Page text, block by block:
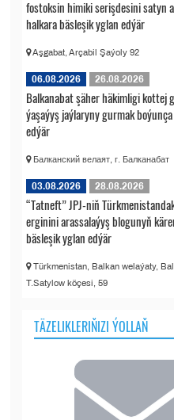
fostoksin himiki serişdesini satyn
halkara bäsleşik yglan edýär
Aşgabat, Arçabil Şaýoly 92
06.08.2026 26.08.2026
Balkanabat şäher häkimligi kottej
ýaşaýyş jaýlaryny gurmak
edýär
Балканский велаят, г. Балканабат
03.08.2026 28.08.2026
“Tatneft” JPJ-niň
erginini arassalaýyş blogunyň
bäsleşik yglan edýär
Türkmenistan, Balkan welaýaty,
T.Satylow köçesi, 59
TÄZELIKLERIŇIZI ÝOLLAŇ